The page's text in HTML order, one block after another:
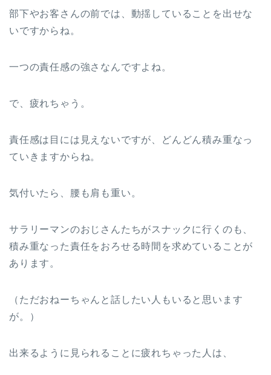
部下やお客さんの前では、動揺していることを出せな
いですからね。
一つの責任感の強さなんですよね。
で、疲れちゃう。
責任感は目には見えないですが、どんどん積み重なっ
ていきますからね。
気付いたら、腰も肩も重い。
サラリーマンのおじさんたちがスナックに行くのも、
積み重なった責任をおろせる時間を求めていることが
あります。
（ただおねーちゃんと話したい人もいると思います
が。）
出来るように見られることに疲れちゃった人は、